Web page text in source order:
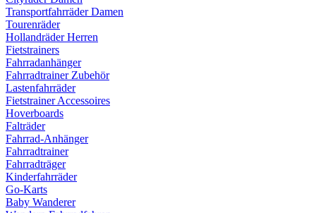
Transportfahrräder Damen
Tourenräder
Hollandräder Herren
Fietstrainers
Fahrradanhänger
Fahrradtrainer Zubehör
Lastenfahrräder
Fietstrainer Accessoires
Hoverboards
Falträder
Fahrrad-Anhänger
Fahrradtrainer
Fahrradträger
Kinderfahrräder
Go-Karts
Baby Wanderer